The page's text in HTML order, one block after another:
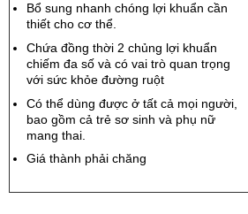
Bổ sung nhanh chóng lợi khuẩn cần
thiết cho cơ thể.
Chứa đồng thời 2 chủng lợi khuẩn
chiếm đa số và có vai trò quan trọng
với sức khỏe đường ruột
Có thể dùng được ở tất cả mọi người,
bao gồm cả trẻ sơ sinh và phụ nữ
mang thai.
Giá thành phải chăng